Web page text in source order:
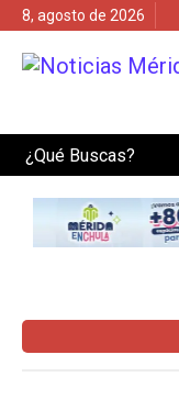
8, agosto de 2026
Search